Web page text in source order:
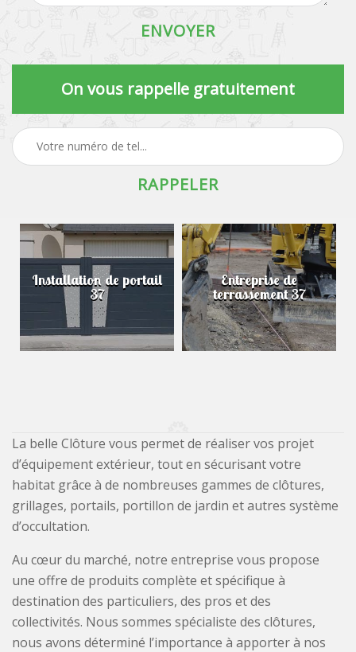
On vous rappelle gratuitement
Installation de portail
37
Entreprise de
terrassement 37
La belle Clôture vous permet de réaliser vos projet
d’équipement extérieur, tout en sécurisant votre
habitat grâce à de nombreuses gammes de clôtures,
grillages, portails, portillon de jardin et autres système
d’occultation.
Au cœur du marché, notre entreprise vous propose
une offre de produits complète et spécifique à
destination des particuliers, des pros et des
collectivités. Nous sommes spécialiste des clôtures,
nous avons déterminé l’importance à apporter à nos